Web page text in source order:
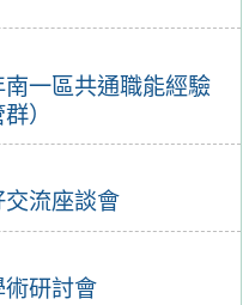
一區共通職能經驗
）
流座談會
研討會